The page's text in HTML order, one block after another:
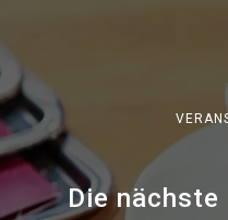
Die nächste
Our brands